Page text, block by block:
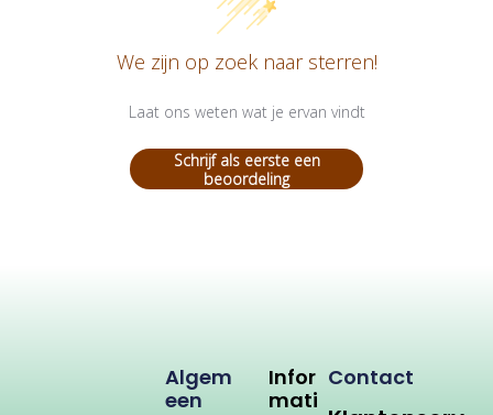
We zijn op zoek naar sterren!
Laat ons weten wat je ervan vindt
Schrijf als eerste een
beoordeling
Infor
Mati
Algem
Een
Contact